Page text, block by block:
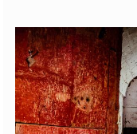
FILODIRITTO REDAZIONE
FOTOGRAFI